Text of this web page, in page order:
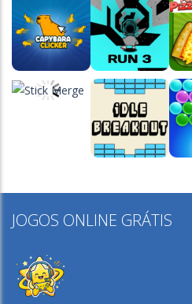
Play Play
Play
Play Play
JOGOS ONLINE GRÁTIS